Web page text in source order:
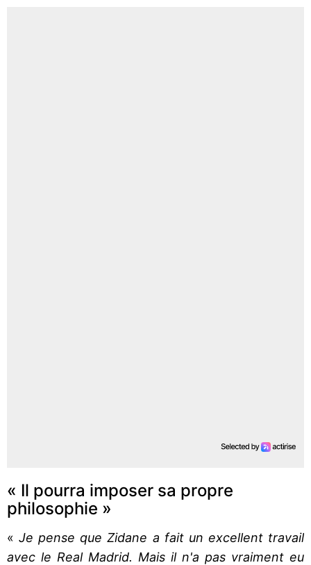
« Il pourra imposer sa propre
philosophie »
«Je pense que Zidane a fait un excellent travail
avec le Real Madrid. Mais il n'a pas vraiment eu